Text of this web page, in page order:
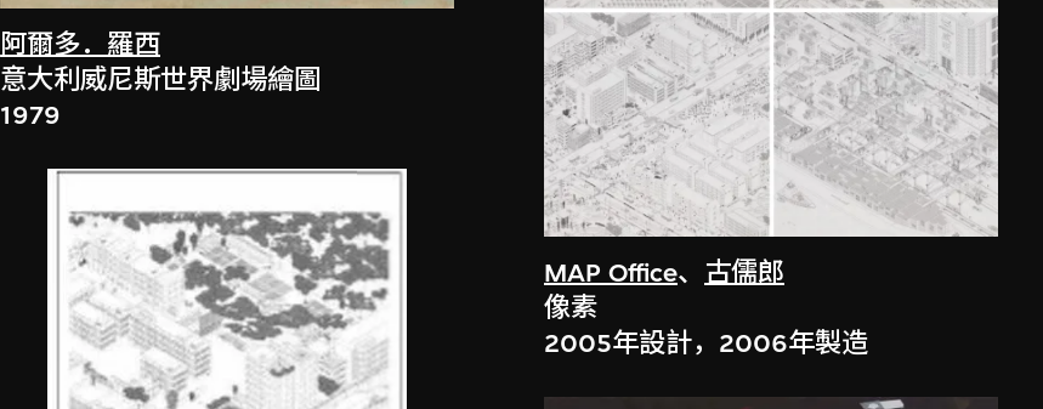
阿爾多．羅西
意大利威尼斯世界劇場繪圖
1979
MAP Office、 古儒郎
像素
2005年設計，2006年製造